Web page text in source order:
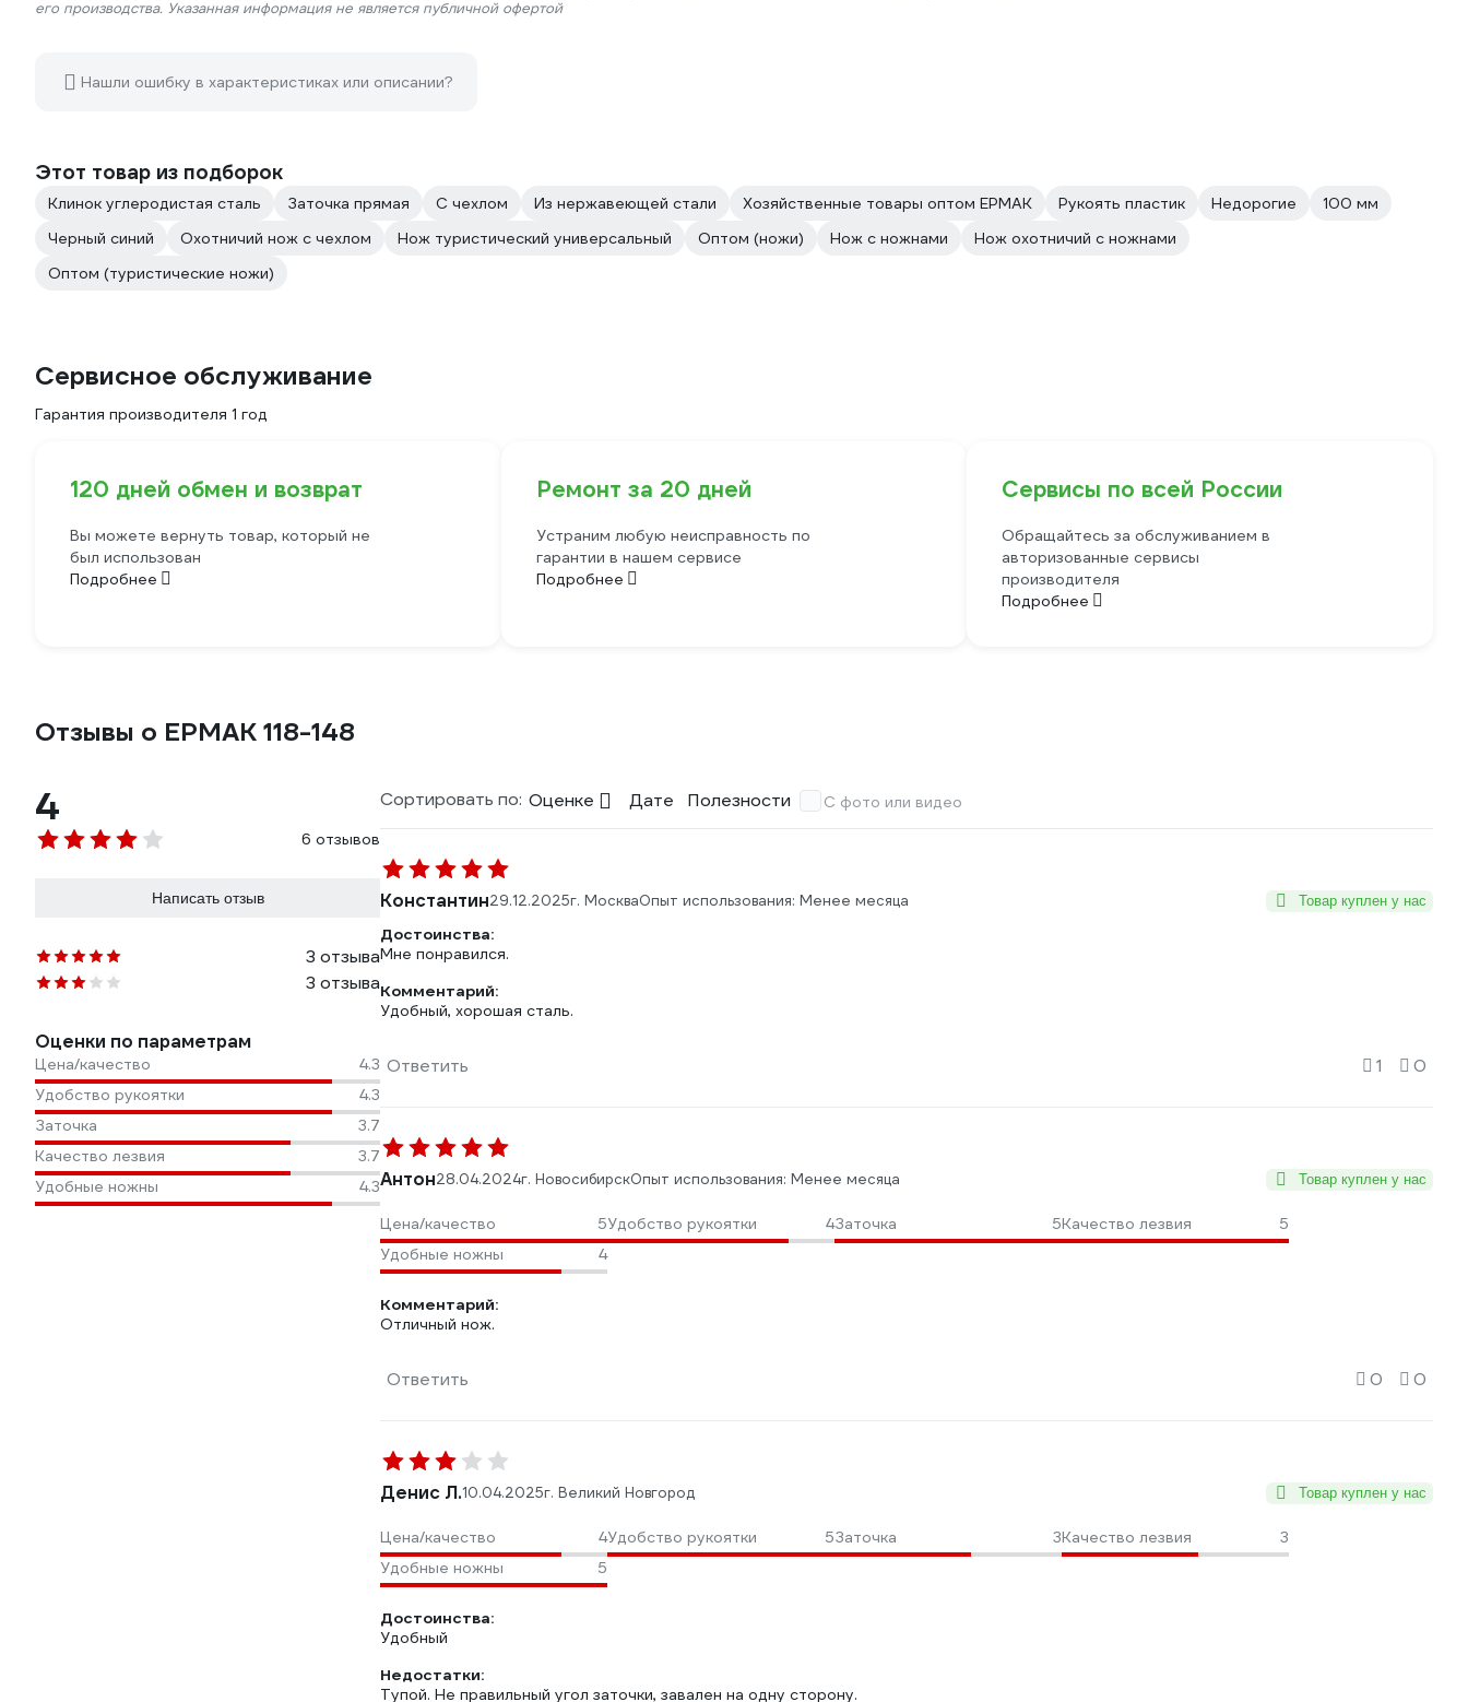
его производства. Указанная информация не является публичной офертой
Нашли ошибку в характеристиках или описании?
Этот товар из подборок
Клинок углеродистая сталь Заточка прямая С чехлом Из нержавеющей стали Хозяйственные товары оптом ЕРМАК Рукоять пластик Недорогие
100 мм
Черный синий
Охотничий нож с чехлом Нож туристический универсальный Оптом (ножи) Нож с ножнами
Нож охотничий с ножнами
Оптом (туристические ножи)
Сервисное обслуживание
Гарантия производителя 1 год
120 дней обмен и возврат
Вы можете вернуть товар, который не
был использован
Подробнее
Ремонт за 20 дней
Устраним любую неисправность по
гарантии в нашем сервисе
Подробнее
Сервисы по всей России
Обращайтесь за обслуживанием в
авторизованные сервисы
производителя
Подробнее
Отзывы о ЕРМАК 118-148
4
6 отзывов
Написать отзыв
3 отзыва
3 отзыва
Оценки по параметрам
Цена/качество
4.3
Удобство рукоятки
4.3
Заточка
3.7
Качество лезвия
3.7
Удобные ножны
4.3
Сортировать по: Оценке Дате Полезности С фото или видео
Константин29.12.2025г. МоскваОпыт использования: Менее месяца Товар куплен у нас
Достоинства:
Мне понравился.
Комментарий:
Удобный, хорошая сталь.
Ответить 1 0
Антон28.04.2024г. НовосибирскОпыт использования: Менее месяца Товар куплен у нас
Цена/качество 5Удобство рукоятки 4Заточка 5Качество лезвия
5
Удобные ножны
4
Комментарий:
Отличный нож.
Ответить 0 0
Денис Л.10.04.2025г. Великий Новгород Товар куплен у нас
Цена/качество 4Удобство рукоятки 5Заточка 3Качество лезвия
3
Удобные ножны
5
Достоинства:
Удобный
Недостатки:
Тупой. Не правильный угол заточки, завален на одну сторону.